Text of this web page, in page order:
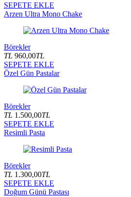
SEPETE EKLE
Arzen Ultra Mono Chake
Börekler
TL 960,00TL
SEPETE EKLE
Özel Gün Pastalar
Börekler
TL 1.500,00TL
SEPETE EKLE
Resimli Pasta
Börekler
TL 1.300,00TL
SEPETE EKLE
Doğum Günü Pastası